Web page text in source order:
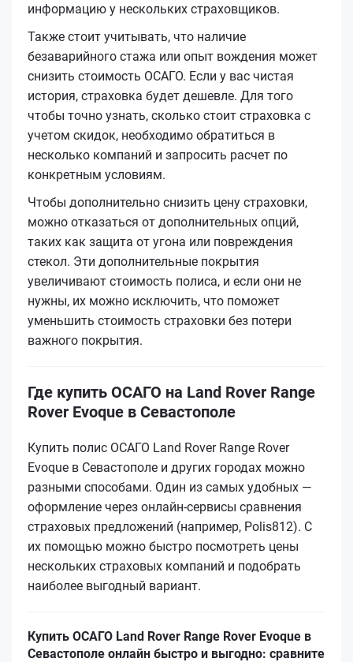
информацию у нескольких страховщиков.
Также стоит учитывать, что наличие
безаварийного стажа или опыт вождения может
снизить стоимость ОСАГО. Если у вас чистая
история, страховка будет дешевле. Для того
чтобы точно узнать, сколько стоит страховка с
учетом скидок, необходимо обратиться в
несколько компаний и запросить расчет по
конкретным условиям.
Чтобы дополнительно снизить цену страховки,
можно отказаться от дополнительных опций,
таких как защита от угона или повреждения
стекол. Эти дополнительные покрытия
увеличивают стоимость полиса, и если они не
нужны, их можно исключить, что поможет
уменьшить стоимость страховки без потери
важного покрытия.
Где купить ОСАГО на Land Rover Range
Rover Evoque в Севастополе
Купить полис ОСАГО Land Rover Range Rover
Evoque в Севастополе и других городах можно
разными способами. Один из самых удобных —
оформление через онлайн-сервисы сравнения
страховых предложений (например, Polis812). С
их помощью можно быстро посмотреть цены
нескольких страховых компаний и подобрать
наиболее выгодный вариант.
Купить ОСАГО Land Rover Range Rover Evoque в
Севастополе онлайн быстро и выгодно: сравните